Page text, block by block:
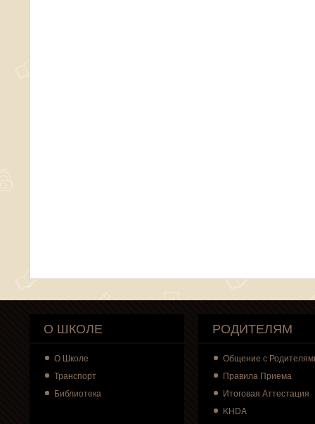
О ШКОЛЕ
О Школе
Транспорт
Библиотека
РОДИТЕЛЯМ
Общение с
Правила Приема
Итоговая Аттестация
KHDA